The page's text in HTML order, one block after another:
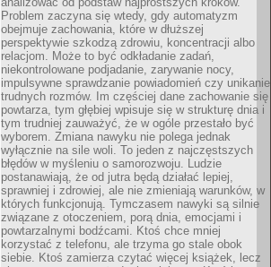
Problem zaczyna się wtedy, gdy automatyzm
obejmuje zachowania, które w dłuższej
perspektywie szkodzą zdrowiu, koncentracji albo
relacjom. Może to być odkładanie zadań,
niekontrolowane podjadanie, zarywanie nocy,
impulsywne sprawdzanie powiadomień czy unikanie
trudnych rozmów. Im częściej dane zachowanie się
powtarza, tym głębiej wpisuje się w strukturę dnia i
tym trudniej zauważyć, że w ogóle przestało być
wyborem. Zmiana nawyku nie polega jednak
wyłącznie na sile woli. To jeden z najczęstszych
błędów w myśleniu o samorozwoju. Ludzie
postanawiają, że od jutra będą działać lepiej,
sprawniej i zdrowiej, ale nie zmieniają warunków, w
których funkcjonują. Tymczasem nawyki są silnie
związane z otoczeniem, porą dnia, emocjami i
powtarzalnymi bodźcami. Ktoś chce mniej
korzystać z telefonu, ale trzyma go stale obok
siebie. Ktoś zamierza czytać więcej książek, lecz